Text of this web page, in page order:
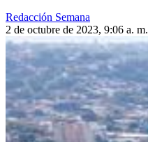
Redacción Semana
2 de octubre de 2023, 9:06 a. m.